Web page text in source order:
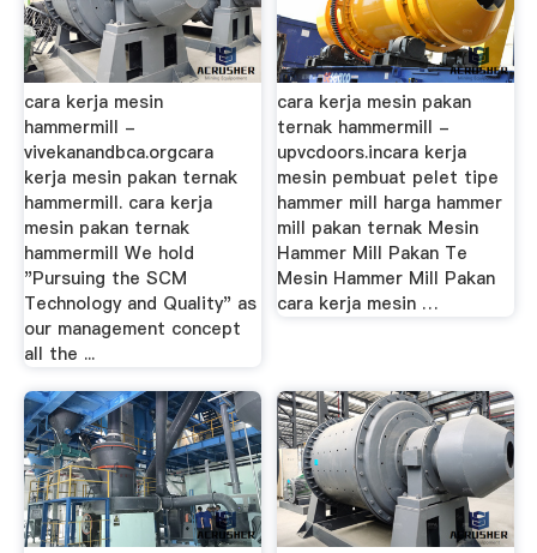
cara kerja mesin
hammermill -
vivekanandbca.orgcara
kerja mesin pakan ternak
hammermill. cara kerja
mesin pakan ternak
hammermill We hold
"Pursuing the SCM
Technology and Quality" as
our management concept
all the ...
cara kerja mesin pakan
ternak hammermill -
upvcdoors.incara kerja
mesin pembuat pelet tipe
hammer mill harga hammer
mill pakan ternak Mesin
Hammer Mill Pakan Te
Mesin Hammer Mill Pakan
cara kerja mesin …